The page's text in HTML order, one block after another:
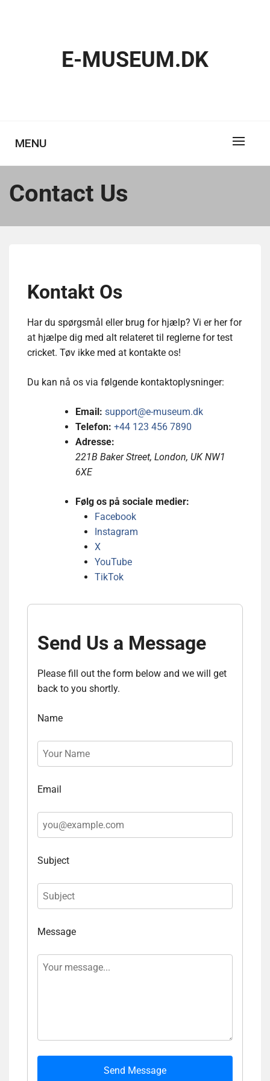
E-MUSEUM.DK
MENU
Contact Us
Kontakt Os
Har du spørgsmål eller brug for hjælp? Vi er her for
at hjælpe dig med alt relateret til reglerne for test
cricket. Tøv ikke med at kontakte os!
Du kan nå os via følgende kontaktoplysninger:
Email: support@e-museum.dk
Telefon: +44 123 456 7890
Adresse:
221B Baker Street, London, UK NW1
6XE
Følg os på sociale medier:
Facebook
Instagram
X
YouTube
TikTok
Send Us a Message
Please fill out the form below and we will get
back to you shortly.
Name
Email
Subject
Message
Send Message